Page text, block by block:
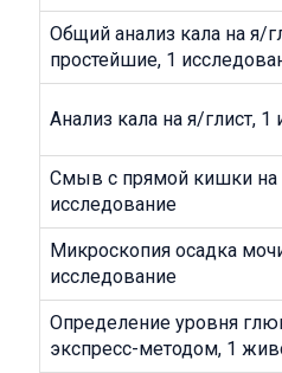
Общий анализ кала на я/
простейшие, 1
Анализ кала на я/глист, 1
Смыв с прямой кишки на
исследование
Микроскопия осадка
исследование
Определение уровня
экспресс-методом, 1